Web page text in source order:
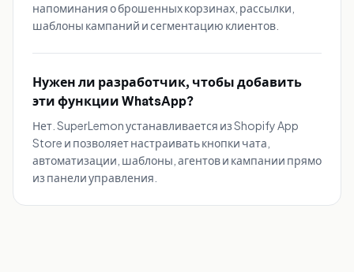
напоминания о брошенных корзинах, рассылки,
шаблоны кампаний и сегментацию клиентов.
Нужен ли разработчик, чтобы добавить
эти функции WhatsApp?
Нет. SuperLemon устанавливается из Shopify App
Store и позволяет настраивать кнопки чата,
автоматизации, шаблоны, агентов и кампании прямо
из панели управления.